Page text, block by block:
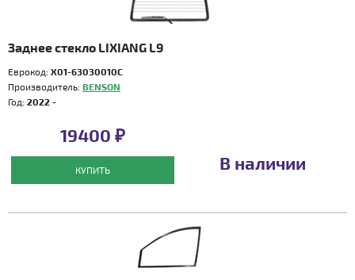
Заднее стекло LIXIANG L9
Еврокод: X01-63030010C
Производитель: BENSON
Год: 2022 -
19400 ₽
КУПИТЬ В наличии